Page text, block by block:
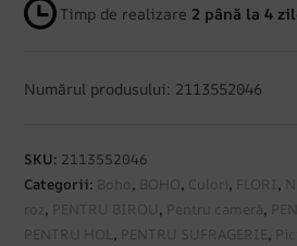
Timp de realizare 2 până la 4
Numărul produsului: 2113552046
SKU: 2113552046
Categorii: Boho , BOHO, Culori, FLORI,
roz, PENTRU BIROU , Pentru cameră,
PENTRU HOL, PENTRU SUFRAGERIE,